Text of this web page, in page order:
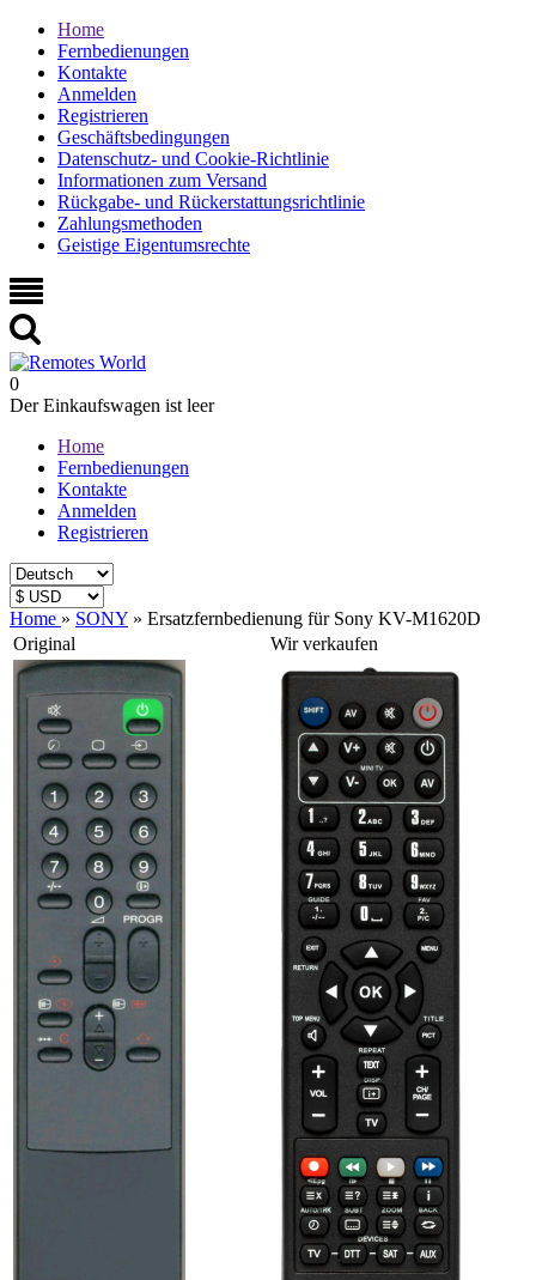
Home
Fernbedienungen
Kontakte
Anmelden
Registrieren
Geschäftsbedingungen
Datenschutz- und Cookie-Richtlinie
Informationen zum Versand
Rückgabe- und Rückerstattungsrichtlinie
Zahlungsmethoden
Geistige Eigentumsrechte
0
Der Einkaufswagen ist leer
Home
Fernbedienungen
Kontakte
Anmelden
Registrieren
Home » SONY » Ersatzfernbedienung für Sony KV-M1620D
Original
Wir verkaufen